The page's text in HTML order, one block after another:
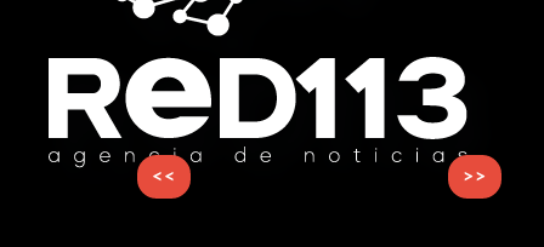
<< >>